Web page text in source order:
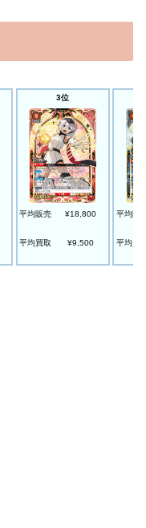
3位
平均販売
平均買取
¥18,800
¥9,500
平均販
平均買